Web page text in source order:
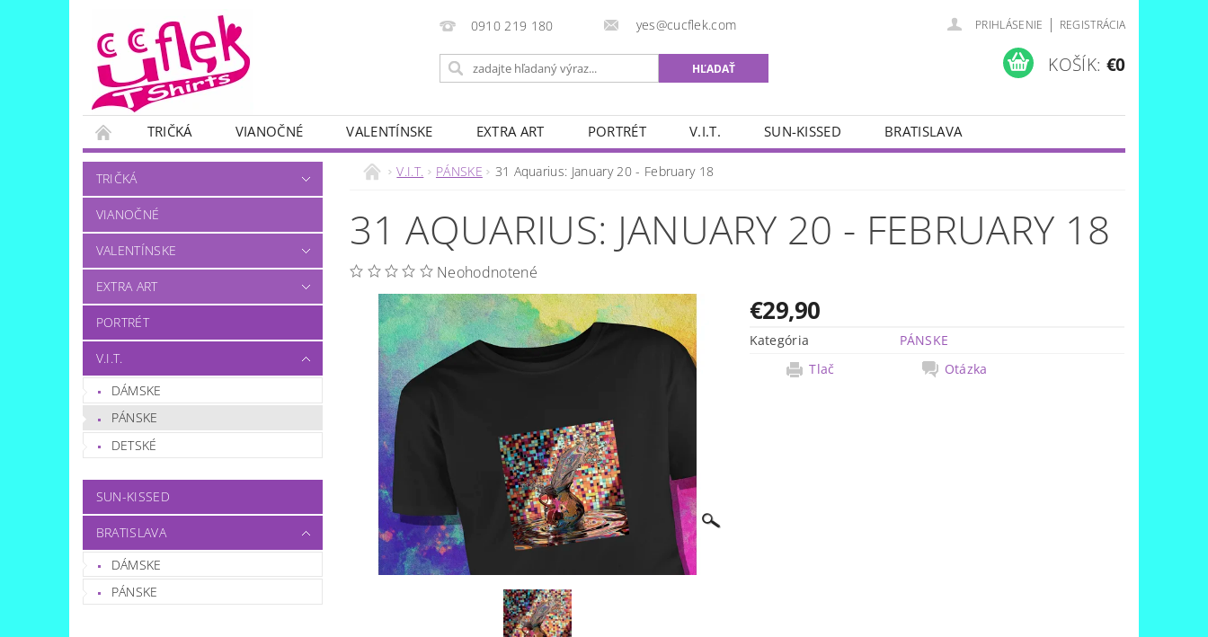
0910 219 180 yes@cucflek.com PRIHLÁSENIE | REGISTRÁCIA
KOŠÍK: €0
TRIČKÁ VIANOČNÉ VALENTÍNSKE EXTRA ART PORTRÉT V.I.T. SUN-KISSED
BRATISLAVA
SKUPINOVÉ
OTÁZKA..?:)
TRIČKÁ
VIANOČNÉ
VALENTÍNSKE
EXTRA ART
PORTRÉT
V.I.T.
DÁMSKE
PÁNSKE
DETSKÉ
SUN-KISSED
BRATISLAVA
DÁMSKE
PÁNSKE
V.I.T. PÁNSKE 31 Aquarius: January 20 - February 18
31 AQUARIUS: JANUARY 20 - FEBRUARY 18
Neohodnotené
€29,90
Kategória
PÁNSKE
Tlač
Otázka